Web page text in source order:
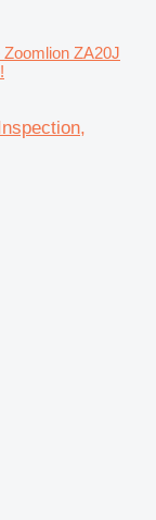
ZA20J